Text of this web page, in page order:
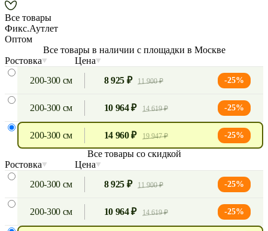
Все товары
Фикс.Аутлет
Оптом
Все товары в наличии с площадки в Москве
Ростовка
Цена
200-300 см
8 925 ₽ 11 900 ₽ -25%
200-300 см 10 964 ₽ 14 619 ₽ -25%
200-300 см 14 960 ₽ 19 947 ₽ -25%
Все товары со скидкой
Ростовка
Цена
200-300 см
8 925 ₽ 11 900 ₽ -25%
200-300 см 10 964 ₽ 14 619 ₽ -25%